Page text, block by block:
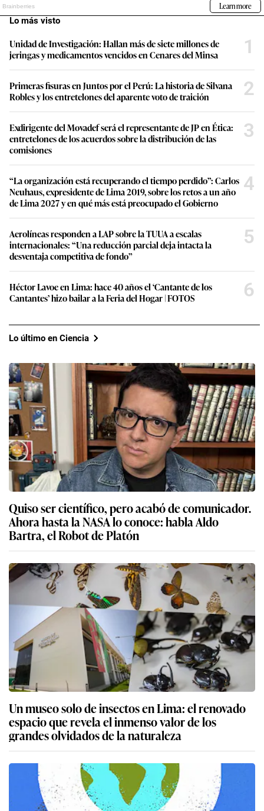
Lo más visto
Unidad de Investigación: Hallan más de siete millones de
jeringas y medicamentos vencidos en Cenares del Minsa
1
Primeras fisuras en Juntos por el Perú: La historia de Silvana
Robles y los entretelones del aparente voto de traición
2
Exdirigente del Movadef será el representante de JP en Ética:
entretelones de los acuerdos sobre la distribución de las
comisiones
3
“La organización está recuperando el tiempo perdido”: Carlos
Neuhaus, expresidente de Lima 2019, sobre los retos a un año
de Lima 2027 y en qué más está preocupado el Gobierno
4
Aerolíneas responden a LAP sobre la TUUA a escalas
internacionales: “Una reducción parcial deja intacta la
desventaja competitiva de fondo”
5
Héctor Lavoe en Lima: hace 40 años el ‘Cantante de los
Cantantes’ hizo bailar a la Feria del Hogar | FOTOS
6
Lo último en Ciencia
Quiso ser científico, pero acabó de comunicador.
Ahora hasta la NASA lo conoce: habla Aldo
Bartra, el Robot de Platón
Un museo solo de insectos en Lima: el renovado
espacio que revela el inmenso valor de los
grandes olvidados de la naturaleza